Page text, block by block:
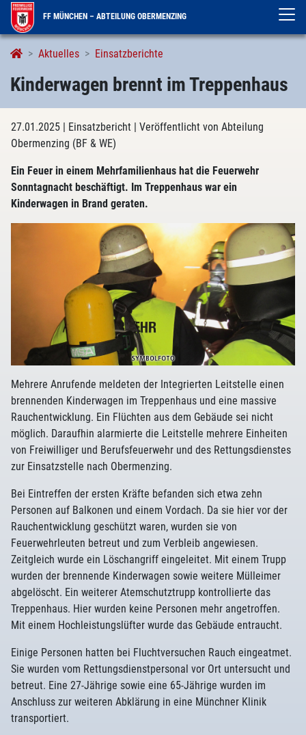
FF MÜNCHEN – ABTEILUNG OBERMENZING
Aktuelles Einsatzberichte
Kinderwagen brennt im Treppenhaus
27.01.2025 | Einsatzbericht | Veröffentlicht von Abteilung
Obermenzing (BF & WE)
Ein Feuer in einem Mehrfamilienhaus hat die Feuerwehr
Sonntagnacht beschäftigt. Im Treppenhaus war ein
Kinderwagen in Brand geraten.
Mehrere Anrufende meldeten der Integrierten Leitstelle einen
brennenden Kinderwagen im Treppenhaus und eine massive
Rauchentwicklung. Ein Flüchten aus dem Gebäude sei nicht
möglich. Daraufhin alarmierte die Leitstelle mehrere Einheiten
von Freiwilliger und Berufsfeuerwehr und des Rettungsdienstes
zur Einsatzstelle nach Obermenzing.
Bei Eintreffen der ersten Kräfte befanden sich etwa zehn
Personen auf Balkonen und einem Vordach. Da sie hier vor der
Rauchentwicklung geschützt waren, wurden sie von
Feuerwehrleuten betreut und zum Verbleib angewiesen.
Zeitgleich wurde ein Löschangriff eingeleitet. Mit einem Trupp
wurden der brennende Kinderwagen sowie weitere Mülleimer
abgelöscht. Ein weiterer Atemschutztrupp kontrollierte das
Treppenhaus. Hier wurden keine Personen mehr angetroffen.
Mit einem Hochleistungslüfter wurde das Gebäude entraucht.
Einige Personen hatten bei Fluchtversuchen Rauch eingeatmet.
Sie wurden vom Rettungsdienstpersonal vor Ort untersucht und
betreut. Eine 27-Jährige sowie eine 65-Jährige wurden im
Anschluss zur weiteren Abklärung in eine Münchner Klinik
transportiert.